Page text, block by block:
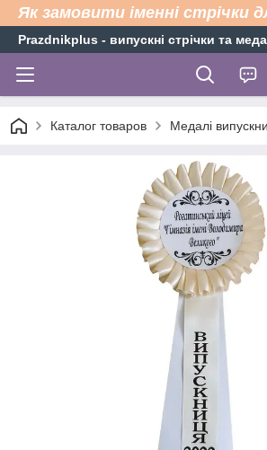
Як замовити іменні стрічки
Рrazdnikplus - випускні стрічки та
Каталог товаров Медалі